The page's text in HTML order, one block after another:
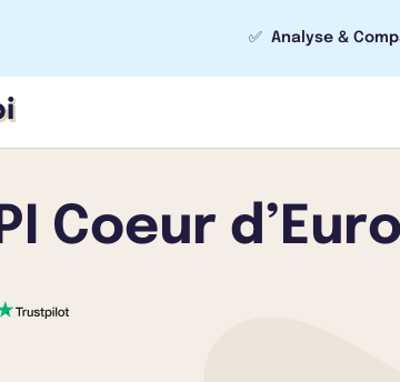
✅ Analyse &
Coeur